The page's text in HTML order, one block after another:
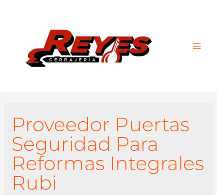
Proveedor Puertas
Seguridad Para
Reformas Integrales
Rubi